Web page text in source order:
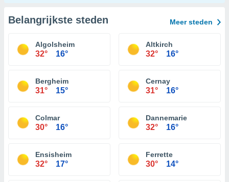
Belangrijkste steden Meer steden
Algolsheim
32° 16°
Altkirch
32° 16°
Bergheim
31° 15°
Cernay
31° 16°
Colmar
30° 16°
Dannemarie
32° 16°
Ensisheim
32° 17°
Ferrette
30° 14°